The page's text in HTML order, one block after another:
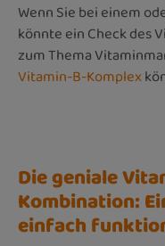
Wenn Sie bei einem
könnte ein Check des
zum Thema
Vitamin-B-Komplex
Die geniale
Kombination:
einfach